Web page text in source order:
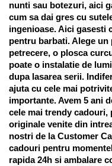
nunti sau botezuri, aici
cum sa dai gres cu
ingenioase. Aici gasesti
pentru barbati. Alege un
petrecere, o plosca
poate o instalatie de
dupa lasarea serii.
ajuta cu cele mai
importante. Avem 5 ani
cele mai trendy cadouri,
originale venite din
nostri de la Customer
cadouri pentru
rapida 24h si ambalare